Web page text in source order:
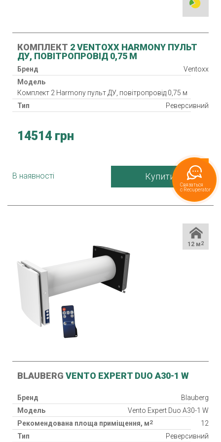
КОМПЛЕКТ 2 VENTOXX HARMONY ПУЛЬТ
ДУ, ПОВІТРОПРОВІД 0,75 М
Бренд
Ventoxx
Модель
Комплект 2 Harmony пульт ДУ, повітропровід 0,75 м
Тип
Реверсивний
Нагрівач
Рекуператор
IP 33
1.6-2.6 Вт
24 міс.
Україна
14514 грн
В наявності Купити
12 м2
BLAUBERG VENTO EXPERT DUO A30-1 W
Бренд
Blauberg
Модель
Vento Expert Duo A30-1 W
Рекомендована площа приміщення, м2
12
Тип
Реверсивний